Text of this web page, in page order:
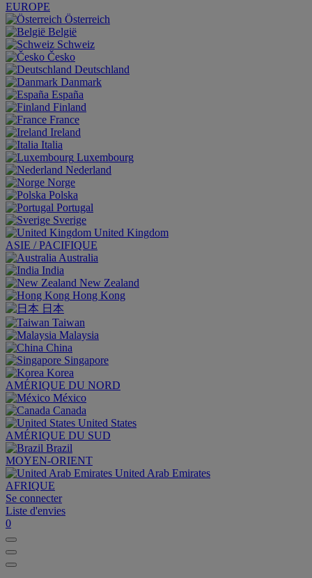
EUROPE
Österreich
België
Schweiz
Česko
Deutschland
Danmark
España
Finland
France
Ireland
Italia
Luxembourg
Nederland
Norge
Polska
Portugal
Sverige
United Kingdom
ASIE / PACIFIQUE
Australia
India
New Zealand
Hong Kong
日本
Taiwan
Malaysia
China
Singapore
Korea
AMÉRIQUE DU NORD
México
Canada
United States
AMÉRIQUE DU SUD
Brazil
MOYEN-ORIENT
United Arab Emirates
AFRIQUE
Se connecter
Liste d'envies
0